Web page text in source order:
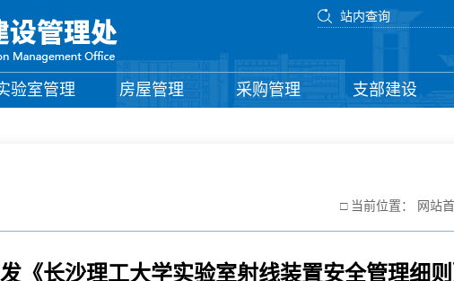
验室管理 房屋管理 采购管理 支部建设
□ 当前位置： 网站
《长沙理工大学实验室射线装置安全管理细